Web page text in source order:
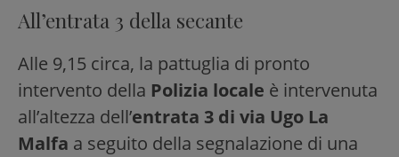
All’entrata 3 della secante
Alle 9,15 circa, la pattuglia di pronto
intervento della Polizia locale è intervenuta
all’altezza dell’entrata 3 di via Ugo La
Malfa a seguito della segnalazione di una